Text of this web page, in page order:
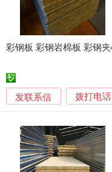
发联系信 拨打电话